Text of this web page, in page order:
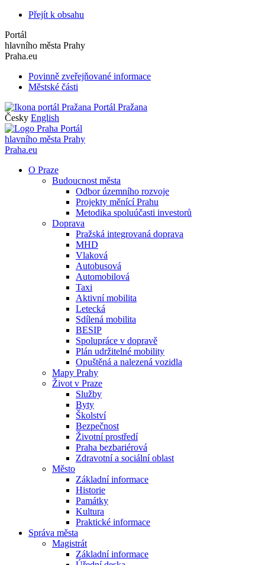
Přejít k obsahu
Portál
hlavního města Prahy
Praha.eu
Povinně zveřejňované informace
Městské části
Portál Pražana
Česky English
Portál
hlavního města Prahy
Praha.eu
O Praze
Budoucnost města
Odbor územního rozvoje
Projekty měnící Prahu
Metodika spoluúčasti investorů
Doprava
Pražská integrovaná doprava
MHD
Vlaková
Autobusová
Automobilová
Taxi
Aktivní mobilita
Letecká
Sdílená mobilita
BESIP
Spolupráce v dopravě
Plán udržitelné mobility
Opuštěná a nalezená vozidla
Mapy Prahy
Život v Praze
Služby
Byty
Školství
Bezpečnost
Životní prostředí
Praha bezbariérová
Zdravotní a sociální oblast
Město
Základní informace
Historie
Památky
Kultura
Praktické informace
Správa města
Magistrát
Základní informace